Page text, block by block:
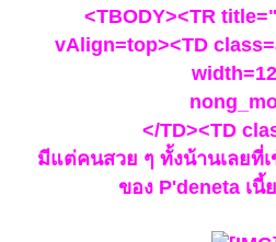
<TBODY><TR
vAlign=top><TD
</TD><TD
มีแต่คนสวย ๆ ทั้งน้านเลยที่เ
ของ P'deneta เนี้